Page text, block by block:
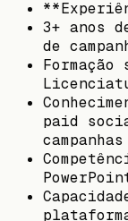
3+ anos
de
paid